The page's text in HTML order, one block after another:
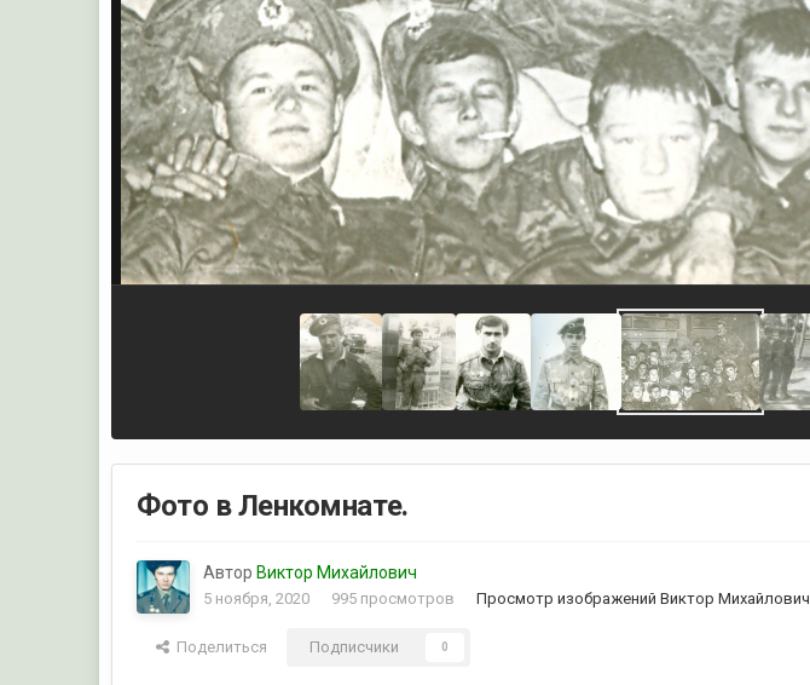
Фото в Ленкомнате.
Автор Виктор Михайлович
5 ноября, 2020 995 просмотров Просмотр изображений Виктор Михайлович
Поделиться Подписчики 0